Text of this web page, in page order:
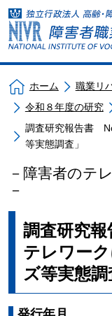
ホーム
職業リ
令和８年度の研究
調査研究報告書
等実態調査」
－障害者のテ
－
調査研究
テレワー
ズ等実態調